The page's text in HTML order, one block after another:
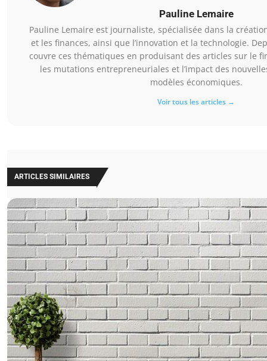
Pauline Lemaire
Pauline Lemaire est journaliste, spécialisée dans la
et les finances, ainsi que l’innovation et la technologie.
couvre ces thématiques en produisant des articles sur le
les mutations entrepreneuriales et l’impact des
modèles économiques.
Voir tous les articles →
ARTICLES SIMILAIRES